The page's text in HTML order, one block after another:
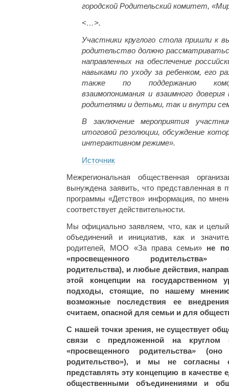
городской Родительский комитет,
<…>.
Участники круглого стола пришли к
родительство должно
направленных на обеспечение
навыками по уходу за ребенком, его
также по поддержанию
взаимопонимания и взаимного
родителями и детьми, так и внутри
В заключение мероприятия
итоговой резолюции, обсуждение
интерактивном режиме».
Источник
Межрегиональная общественная
вынуждена заявить, что представленная в
программы «Детство» информация, по
соответствует действительности.
Мы официально заявляем, что, как и
объединений и инициатив, как и
родителей, МОО «За права семьи» не
«просвещенного родительства»
родительства), и любые действия,
этой концепции на государственном
подходы, стоящие, по нашему
возможные последствия ее
считаем, опасной для семьи и для
С нашей точки зрения, не существует
связи с предложенной на круглом
«просвещенного родительства»
родительство»), и мы не
представлять эту концепцию в
общественными объединениями и